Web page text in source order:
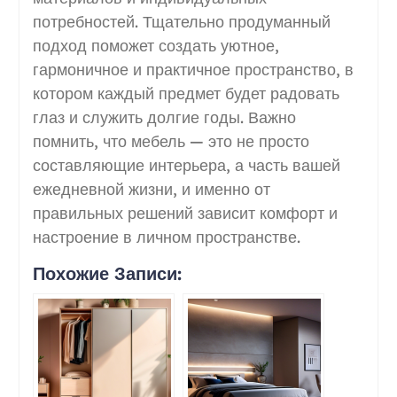
потребностей. Тщательно продуманный
подход поможет создать уютное,
гармоничное и практичное пространство, в
котором каждый предмет будет радовать
глаз и служить долгие годы. Важно
помнить, что мебель — это не просто
составляющие интерьера, а часть вашей
ежедневной жизни, и именно от
правильных решений зависит комфорт и
настроение в личном пространстве.
Похожие Записи: